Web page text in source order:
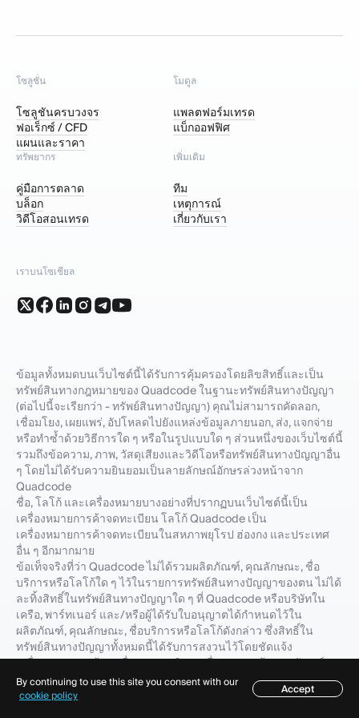
สารบัญ
โซลูชั่น
โซลูชันครบวงจร
ฟอเร็กซ์ / CFD
แผนและราคา
โมดูล
แพลตฟอร์มเทรด
แบ็กออฟฟิศ
ทรัพยากร
คู่มือการตลาด
บล็อก
วิดีโอสอนเทรด
เพิ่มเติม
ทีม
เหตุการณ์
เกี่ยวกับเรา
เราบนโซเชียล
ข้อมูลทั้งหมดบนเว็บไซต์นี้ได้รับการคุ้มครองโดยลิขสิทธิ์และเป็น
ทรัพย์สินทางกฎหมายของ Quadcode ในฐานะทรัพย์สินทางปัญญา
(ต่อไปนี้จะเรียกว่า - ทรัพย์สินทางปัญญา) คุณไม่สามารถคัดลอก,
เชื่อมโยง, เผยแพร่, อัปโหลดไปยังแหล่งข้อมูลภายนอก, ส่ง, แจกจ่าย
หรือทำซ้ำด้วยวิธีการใด ๆ หรือในรูปแบบใด ๆ ส่วนหนึ่งของเว็บไซต์นี้
รวมถึงข้อความ, ภาพ, วัสดุเสียงและวิดีโอหรือทรัพย์สินทางปัญญาอื่น
ๆ โดยไม่ได้รับความยินยอมเป็นลายลักษณ์อักษรล่วงหน้าจาก
Quadcode
ชื่อ, โลโก้ และเครื่องหมายบางอย่างที่ปรากฏบนเว็บไซต์นี้เป็น
เครื่องหมายการค้าจดทะเบียน โลโก้ Quadcode เป็น
เครื่องหมายการค้าจดทะเบียนในสหภาพยุโรป ฮ่องกง และประเทศ
อื่น ๆ อีกมากมาย
ข้อเท็จจริงที่ว่า Quadcode ไม่ได้รวมผลิตภัณฑ์, คุณลักษณะ, ชื่อ
บริการหรือโลโก้ใด ๆ ไว้ในรายการทรัพย์สินทางปัญญาของตน ไม่ได้
ละทิ้งสิทธิ์ในทรัพย์สินทางปัญญาใด ๆ ที่ Quadcode หรือบริษัทใน
เครือ, พาร์ทเนอร์ และ/หรือผู้ได้รับใบอนุญาตได้กำหนดไว้ใน
ผลิตภัณฑ์, คุณลักษณะ, ชื่อบริการหรือโลโก้ดังกล่าว ซึ่งสิทธิ์ใน
ทรัพย์สินทางปัญญาทั้งหมดนี้ได้รับการสงวนไว้โดยชัดแจ้ง
เครื่องหมายการค้า, เครื่องหมายบริการ, ชื่อทางการค้า, เอกลักษณ์
องค์กรของ Quadcode เป็นสินทรัพย์องค์กรที่สำคัญของบริษัท และ
Quadcode กำหนดให้ต้องใช้งานอย่างเหมาะสม เพื่อรักษาชื่อเสียง
By continuing to use this site you consent with our
cookie policy
Accept